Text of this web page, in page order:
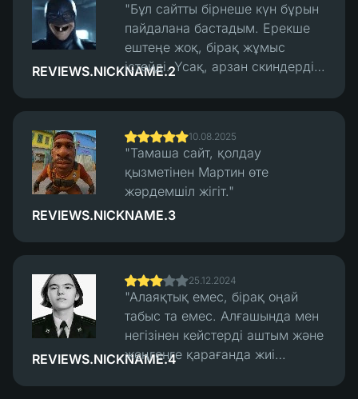
REVIEWS.NICKNAME.2
"Бұл сайтты бірнеше күн бұрын
пайдалана бастадым. Ерекше
ештеңе жоқ, бірақ жұмыс
істейді. Үсақ, арзан скиндерді
төлем нұсқалары бар. Қолдау
жылдам жауап берді, алулар
жылдам болды."
REVIEWS.NICKNAME.3
10.08.2025
"Тамаша сайт, қолдау
қызметінен Мартин өте
жәрдемшіл жігіт."
REVIEWS.NICKNAME.4
25.12.2024
"Алаяқтық емес, бірақ оңай
табыс та емес. Алғашында мен
негізінен кейстерді аштым және
жеңгенге қарағанда жиі